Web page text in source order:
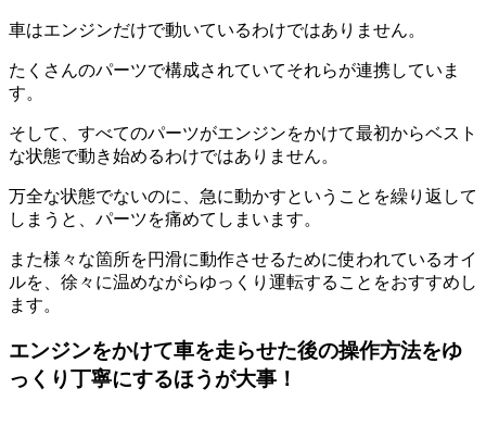
車はエンジンだけで動いているわけではありません。
たくさんのパーツで構成されていてそれらが連携していま
す。
そして、すべてのパーツがエンジンをかけて最初からベスト
な状態で動き始めるわけではありません。
万全な状態でないのに、急に動かすということを繰り返して
しまうと、パーツを痛めてしまいます。
また様々な箇所を円滑に動作させるために使われているオイ
ルを、徐々に温めながらゆっくり運転することをおすすめし
ます。
エンジンをかけて車を走らせた後の操作方法をゆ
っくり丁寧にするほうが大事！